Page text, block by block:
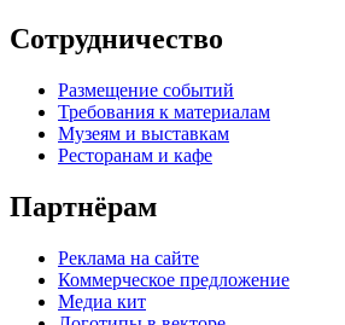
Сотрудничество
Размещение событий
Требования к материалам
Музеям и выставкам
Ресторанам и кафе
Партнёрам
Реклама на сайте
Коммерческое предложение
Медиа кит